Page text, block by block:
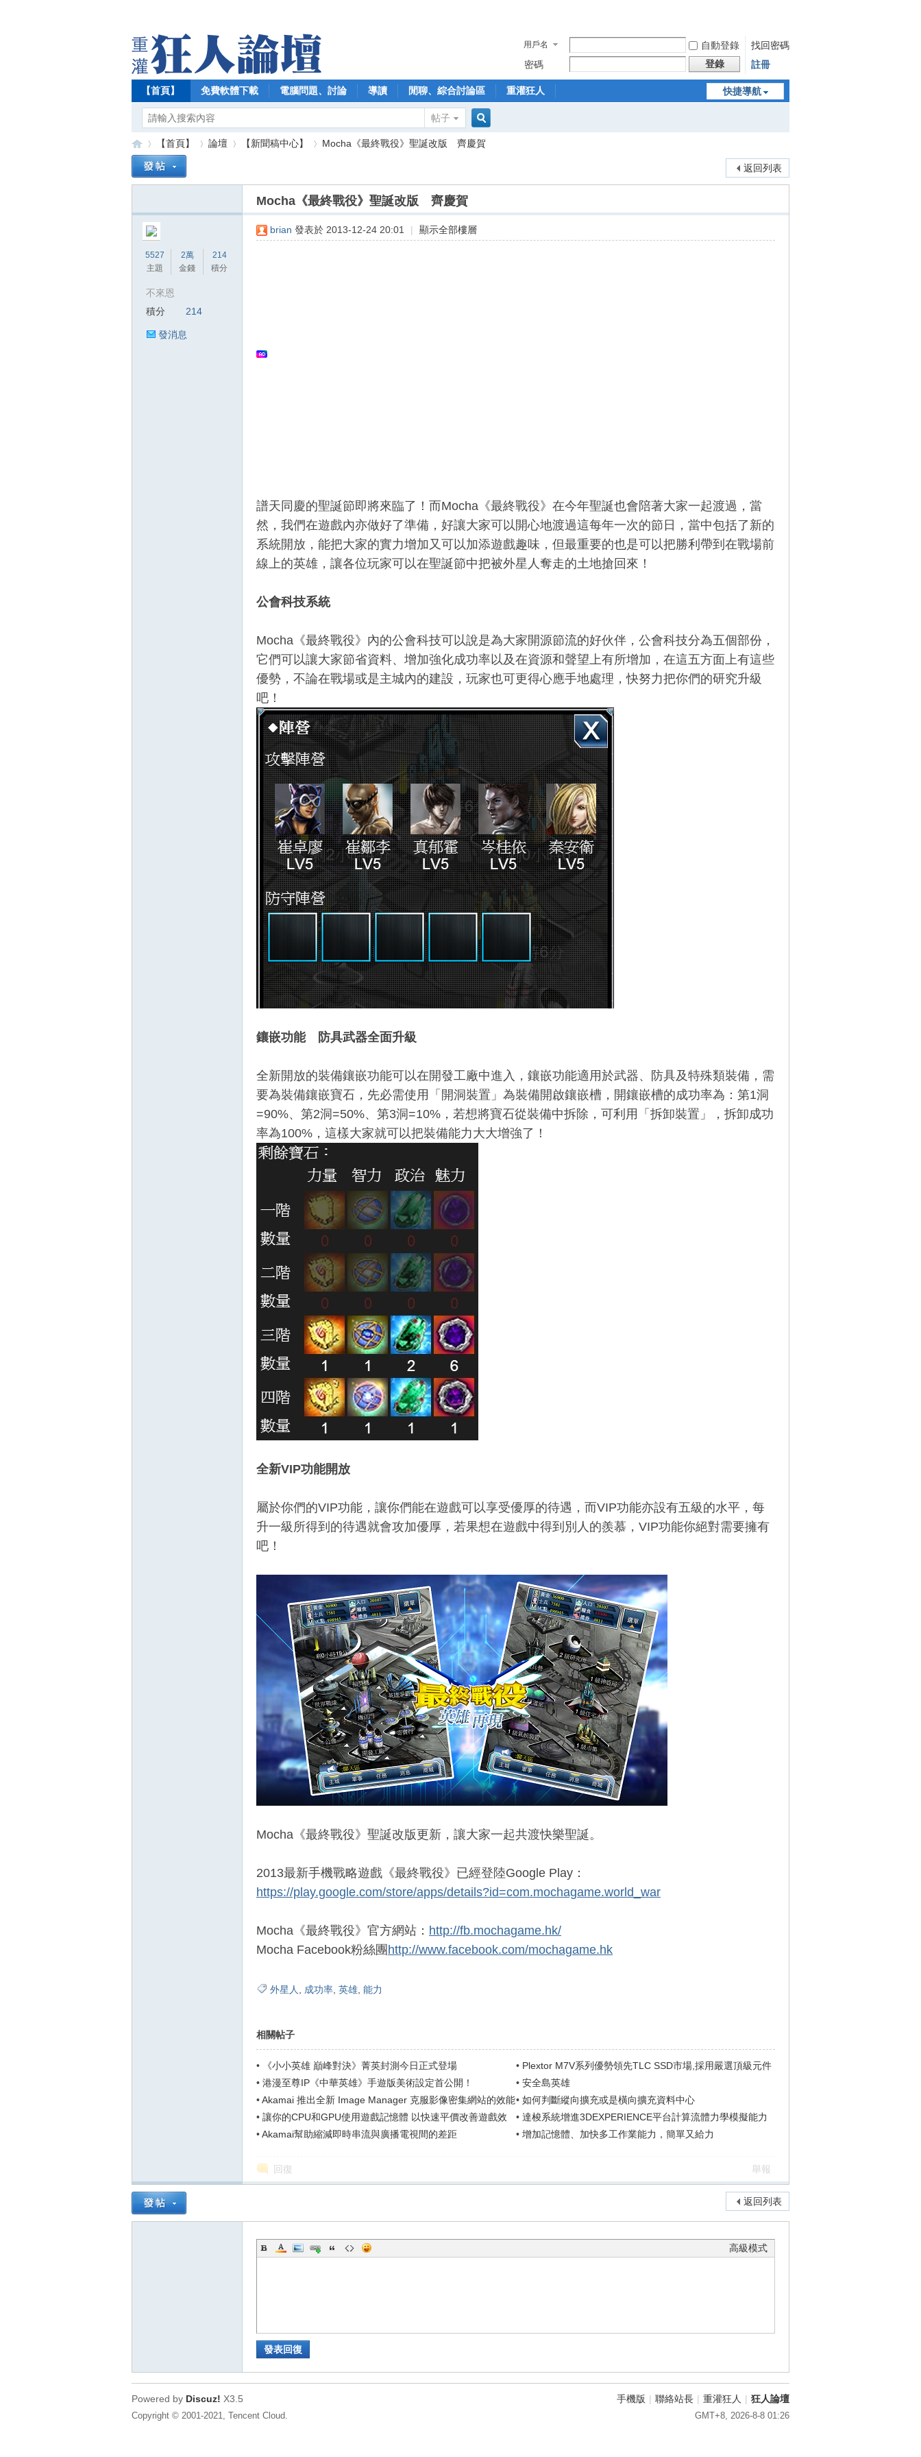
用戶名 自動登錄
找回密碼
密碼
登錄 註冊
快捷導航
【首頁】 免費軟體下載 電腦問題、討論 導讀 閒聊、綜合討論區 重灌狂人
帖子
搜
【首頁】 論壇 【新聞稿中心】
›
Mocha《最終戰役》聖誕改版 齊慶賀
返回列表
Mocha《最終戰役》聖誕改版 齊慶賀
5527
主題
2萬
金錢
214
積分
不來恩
積分
214
發消息
brian 發表於 2013-12-24 20:01 | 顯示全部樓層
譜天同慶的聖誕節即將來臨了！而Mocha《最終戰役》在今年聖誕也會陪著大家一起渡過，當
然，我們在遊戲內亦做好了準備，好讓大家可以開心地渡過這每年一次的節日，當中包括了新的
系統開放，能把大家的實力增加又可以加添遊戲趣味，但最重要的也是可以把勝利帶到在戰場前
線上的英雄，讓各位玩家可以在聖誕節中把被外星人奪走的土地搶回來！
公會科技系統
Mocha《最終戰役》內的公會科技可以說是為大家開源節流的好伙伴，公會科技分為五個部份，
它們可以讓大家節省資料、增加強化成功率以及在資源和聲望上有所增加，在這五方面上有這些
優勢，不論在戰場或是主城內的建設，玩家也可更得心應手地處理，快努力把你們的研究升級
吧！
鑲嵌功能 防具武器全面升級
全新開放的裝備鑲嵌功能可以在開發工廠中進入，鑲嵌功能適用於武器、防具及特殊類裝備，需
要為裝備鑲嵌寶石，先必需使用「開洞裝置」為裝備開啟鑲嵌槽，開鑲嵌槽的成功率為：第1洞
=90%、第2洞=50%、第3洞=10%，若想將寶石從裝備中拆除，可利用「拆卸裝置」，拆卸成功
率為100%，這樣大家就可以把裝備能力大大增強了！
全新VIP功能開放
屬於你們的VIP功能，讓你們能在遊戲可以享受優厚的待遇，而VIP功能亦設有五級的水平，每
升一級所得到的待遇就會攻加優厚，若果想在遊戲中得到別人的羨慕，VIP功能你絕對需要擁有
吧！
Mocha《最終戰役》聖誕改版更新，讓大家一起共渡快樂聖誕。
2013最新手機戰略遊戲《最終戰役》已經登陸Google Play：
https://play.google.com/store/apps/details?id=com.mochagame.world_war
Mocha《最終戰役》官方網站： http://fb.mochagame.hk/
Mocha Facebook粉絲團 http://www.facebook.com/mochagame.hk
外星人 成功率 英雄 能力
相關帖子
• 《小小英雄 巔峰對決》菁英封測今日正式登場 • Plextor M7V系列優勢領先TLC SSD市場,採用嚴選頂級元件
及獨家...
• 港漫至尊IP《中華英雄》手遊版美術設定首公開！ • 安全島英雄
•Akamai 推出全新 Image Manager 克服影像密集網站的效能
瓶頸與...
• 如何判斷縱向擴充或是橫向擴充資料中心
• 讓你的CPU和GPU使用遊戲記憶體 以快速平價改善遊戲效
能
• 達梭系統增進3DEXPERIENCE平台計算流體力學模擬能力
•Akamai幫助縮減即時串流與廣播電視間的差距 • 增加記憶體、加快多工作業能力，簡單又給力
回復 舉報
返回列表
高級模式
發表回復
手機版 | 聯絡站長 | 重灌狂人 | 狂人論壇
GMT+8, 2026-8-8 01:26
Powered by Discuz! X3.5
Copyright © 2001-2021, Tencent Cloud.